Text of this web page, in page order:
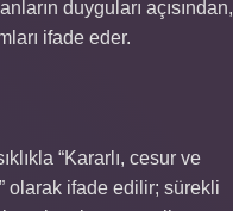
duyguları açısından,
ifade eder.
“Kararlı, cesur ve
olarak ifade edilir; sürekli